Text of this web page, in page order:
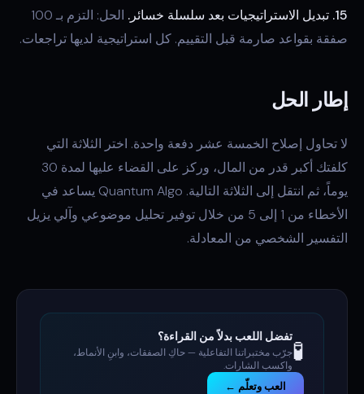
15. تبديل الاستراتيجيات بعد سلسلة خسائر.
الحل: التزم بـ 100
صفقة بقواعد صارمة قبل التقييم. كل استراتيجية لديها تراجعات.
إطار الحل
لا تحاول إصلاح الخمسة عشر دفعة واحدة. اختر الثلاثة التي
كلفتك أكبر قدر من المال، وركز على القضاء عليها لمدة 30
يوماً، ثم انتقل إلى الثلاثة التالية. Quantum Algo يساعد في
الأخطاء من 1 إلى 5 من خلال توفير تحليل موضوعي وآلي يزيل
التفسير الشخصي من المعادلة.
🧪تفضل اللعب بدلاً من القراءة؟
جرّب مختبراتنا التفاعلية — حاكِ الصفقات، وابنِ الأنماط،
واكسب الشارات.
العب وتعلّم ←